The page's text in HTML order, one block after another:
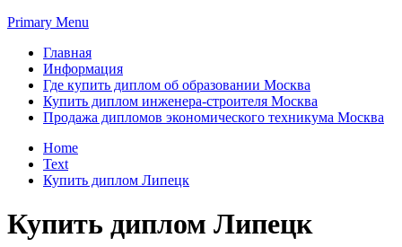
Primary Menu
Главная
Информация
Где купить диплом об образовании Москва
Купить диплом инженера-строителя Москва
Продажа дипломов экономического техникума Москва
Home
Text
Купить диплом Липецк
Купить диплом Липецк